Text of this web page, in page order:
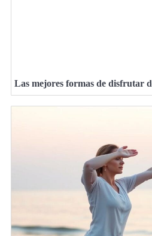
Las mejores formas de disfrutar